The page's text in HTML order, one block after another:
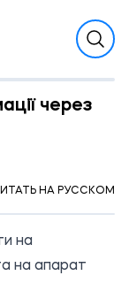
через
НА РУССКОМ
на
на апарат